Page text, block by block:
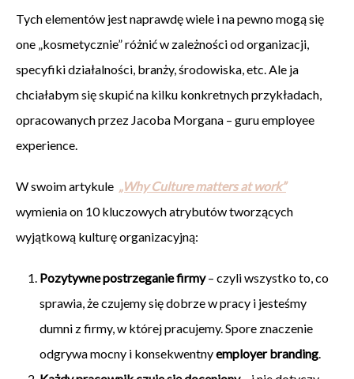
Tych elementów jest naprawdę wiele i na pewno mogą się
one „kosmetycznie” różnić w zależności od organizacji,
specyfiki działalności, branży, środowiska, etc. Ale ja
chciałabym się skupić na kilku konkretnych przykładach,
opracowanych przez Jacoba Morgana – guru employee
experience.
W swoim artykule „Why Culture matters at work”
wymienia on 10 kluczowych atrybutów tworzących
wyjątkową kulturę organizacyjną:
Pozytywne postrzeganie firmy– czyli wszystko to, co
sprawia, że czujemy się dobrze w pracy i jesteśmy
dumni z firmy, w której pracujemy. Spore znaczenie
odgrywa mocny i konsekwentnyemployer branding.